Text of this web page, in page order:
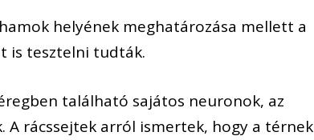
helyének meghatározása mellett a
is tesztelni tudták.
található sajátos neuronok, az
A rácssejtek arról ismertek, hogy a térnek